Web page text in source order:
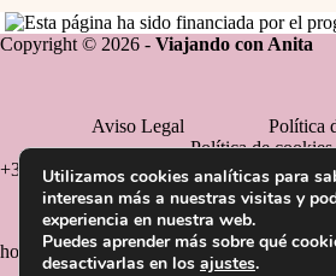
Copyright © 2026 - Viajando con Anita
Aviso Legal
Política
Política de cookies
+34 652 360 023
hola@viajandoconanita.com
Utilizamos cookies analíticas para
interesan más a nuestras visitas y
experiencia en nuestra web.
Puedes aprender más sobre qué
desactivarlas en los ajustes.